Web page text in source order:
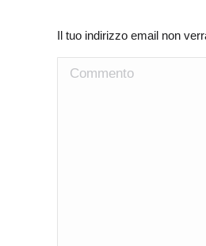
Il tuo indirizzo email non
Commento